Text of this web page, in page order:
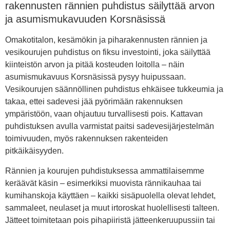
rakennusten rännien puhdistus säilyttää arvon
ja asumismukavuuden Korsnäsissä
Omakotitalon, kesämökin ja piharakennusten rännien ja
vesikourujen puhdistus on fiksu investointi, joka säilyttää
kiinteistön arvon ja pitää kosteuden loitolla – näin
asumismukavuus Korsnäsissä pysyy huipussaan.
Vesikourujen säännöllinen puhdistus ehkäisee tukkeumia ja
takaa, ettei sadevesi jää pyörimään rakennuksen
ympäristöön, vaan ohjautuu turvallisesti pois. Kattavan
puhdistuksen avulla varmistat paitsi sadevesijärjestelmän
toimivuuden, myös rakennuksen rakenteiden
pitkäikäisyyden.
Rännien ja kourujen puhdistuksessa ammattilaisemme
keräävät käsin – esimerkiksi muovista rännikauhaa tai
kumihanskoja käyttäen – kaikki sisäpuolella olevat lehdet,
sammaleet, neulaset ja muut irtoroskat huolellisesti talteen.
Jätteet toimitetaan pois pihapiiristä jätteenkeruupussiin tai